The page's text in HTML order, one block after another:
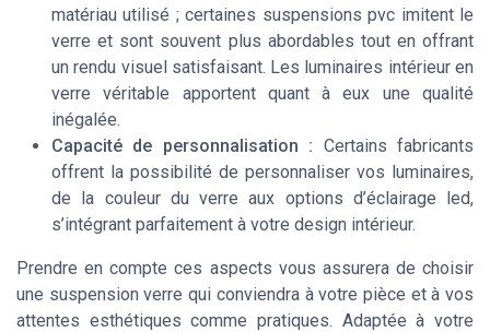
matériau utilisé ; certaines suspensions pvc imitent le
verre et sont souvent plus abordables tout en offrant
un rendu visuel satisfaisant. Les luminaires intérieur en
verre véritable apportent quant à eux une qualité
inégalée.
Capacité de personnalisation : Certains fabricants
offrent la possibilité de personnaliser vos luminaires,
de la couleur du verre aux options d’éclairage led,
s’intégrant parfaitement à votre design intérieur.
Prendre en compte ces aspects vous assurera de choisir
une suspension verre qui conviendra à votre pièce et à vos
attentes esthétiques comme pratiques. Adaptée à votre